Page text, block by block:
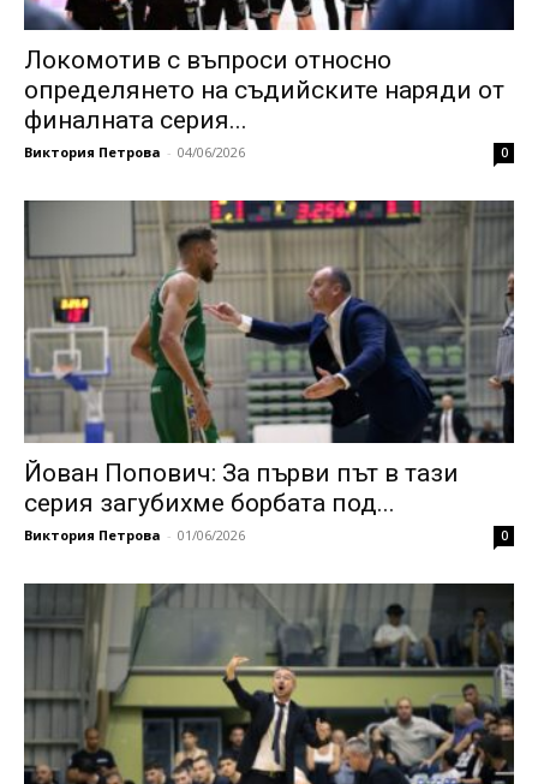
Локомотив с въпроси относно
определянето на съдийските наряди от
финалната серия...
Виктория Петрова - 04/06/2026 0
Йован Попович: За първи път в тази
серия загубихме борбата под...
Виктория Петрова - 01/06/2026 0